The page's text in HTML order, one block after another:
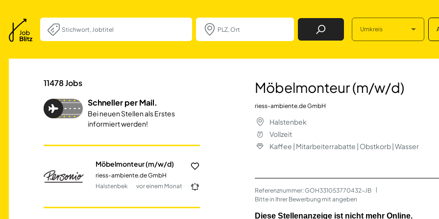
Job Finden Umkreis
Möbelmonteur (m/w/d) in
11478Jobs
Schneller per Mail.
Bei neuen Stellen als Erstes
informiert werden!
Möbelmonteur (m/w/d)
riess-ambiente.de GmbH
Halstenbek
vor einem Monat
Möbelmonteur (m/w/d)
riess-ambiente.de GmbH
Halstenbek
Vollzeit
Kaffee | Mitarbeiterrabatte | Obstkorb | Wasser
Referenznummer: GOH331053770432-JB
Bitte in Ihrer Bewerbung mit angeben